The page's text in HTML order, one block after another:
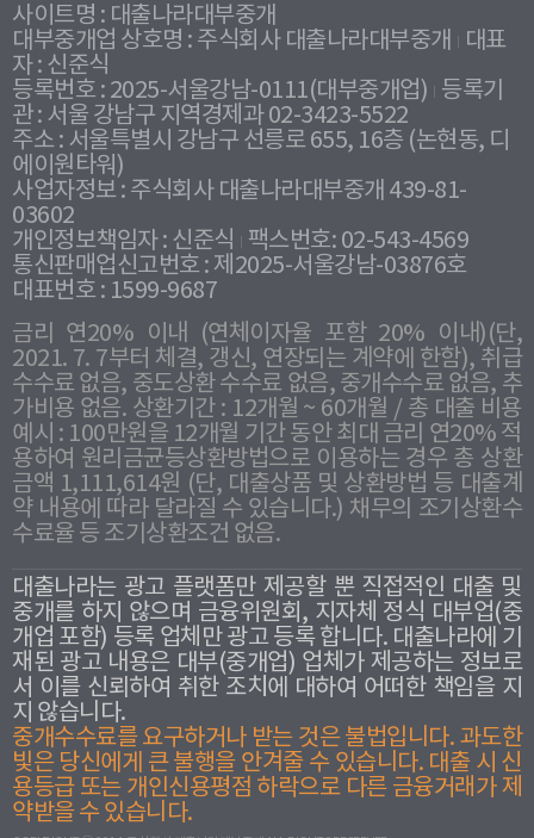
사이트명 : 대출나라대부중개
대부중개업 상호명 : 주식회사 대출나라대부중개
대표
자 : 신준식
등록번호 : 2025-서울강남-0111(대부중개업) 등록기
관 : 서울 강남구 지역경제과 02-3423-5522
주소 : 서울특별시 강남구 선릉로 655, 16층 (논현동, 디
에이원타워)
사업자정보 : 주식회사 대출나라대부중개 439-81-
03602
개인정보책임자 : 신준식
팩스번호: 02-543-4569
통신판매업신고번호 : 제2025-서울강남-03876호
대표번호 : 1599-9687
금리 연20% 이내 (연체이자율 포함 20% 이내)(단,
2021. 7. 7부터 체결, 갱신, 연장되는 계약에 한함), 취급
수수료 없음, 중도상환 수수료 없음, 중개수수료 없음, 추
가비용 없음. 상환기간 : 12개월 ~ 60개월 / 총 대출 비용
예시 : 100만원을 12개월 기간 동안 최대 금리 연20% 적
용하여 원리금균등상환방법으로 이용하는 경우 총 상환
금액 1,111,614원 (단, 대출상품 및 상환방법 등 대출계
약 내용에 따라 달라질 수 있습니다.) 채무의 조기상환수
수료율 등 조기상환조건 없음.
대출나라는 광고 플랫폼만 제공할 뿐 직접적인 대출 및
중개를 하지 않으며 금융위원회, 지자체 정식 대부업(중
개업 포함) 등록 업체만 광고 등록 합니다. 대출나라에 기
재된 광고 내용은 대부(중개업) 업체가 제공하는 정보로
서 이를 신뢰하여 취한 조치에 대하여 어떠한 책임을 지
지 않습니다.
중개수수료를 요구하거나 받는 것은 불법입니다. 과도한
빛은 당신에게 큰 불행을 안겨줄 수 있습니다. 대출 시 신
용등급 또는 개인신용평점 하락으로 다른 금융거래가 제
약받을 수 있습니다.